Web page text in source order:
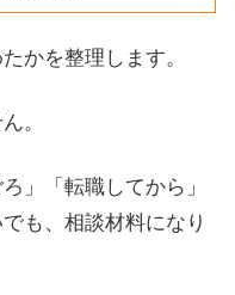
かを整理します。
。
」「転職してから」
も、相談材料になり